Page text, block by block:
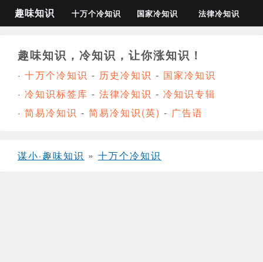
趣味知识 十万个冷知识 国家冷知识 法律冷知识
趣味知识，冷知识，让你涨知识！
· 十万个冷知识 - 历史冷知识 - 国家冷知识
· 冷知识标签库 - 法律冷知识 - 冷知识专辑
· 简易冷知识 - 简易冷知识(英) - 广告语
谋小·趣味知识 » 十万个冷知识